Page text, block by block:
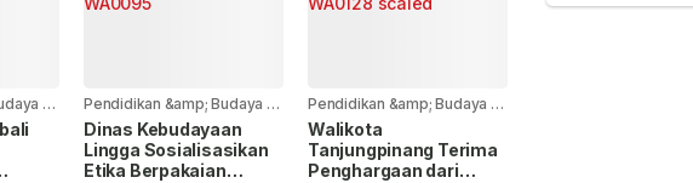
- Pendidikan &amp; Budaya - 1
tahun yang lalu
Dinas Kebudayaan
Lingga Sosialisasikan
Etika Berpakaian
Pendidikan &amp; Budaya - 1
tahun yang lalu
Walikota
Tanjungpinang Terima
Penghargaan dari